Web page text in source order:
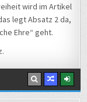
wird im Artikel
legt Absatz 2 da,
Ehre“ geht.
.